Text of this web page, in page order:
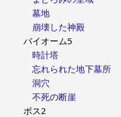
墓地
崩壊した神殿
バイオーム5
時計塔
忘れられた地下墓所
洞穴
不死の断崖
ボス2